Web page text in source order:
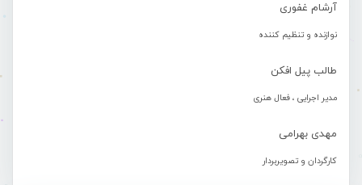
آرشام غفوری
نوازنده و تنظیم کننده
طالب پیل افکن
مدیر اجرایی ، فعال هنری
مهدی بهرامی
کارگردان و تصویربردار